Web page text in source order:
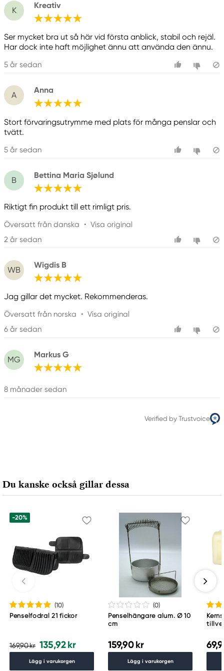
K
Kreativ
Ser mycket bra ut så här vid första anblick, stabil och rejäl.
Har dock inte haft möjlighet ännu att använda den ännu.
5 år sedan
A
Anna
Stort förvaringsutrymme med plats för många penslar och
tvätt.
5 år sedan
B
Bettina Maria Sjølund
Riktigt fin produkt till ett rimligt pris.
Översatt från danska • Visa original
2 år sedan
WB
Wigdis B
Jag gillar det mycket. Rekommenderas.
Översatt från norska • Visa original
6 år sedan
MG
Markus G
8 månader sedan
Verified by Trustvoice
Du kanske också gillar dessa
-20%
(10)
Penselfodral 21 fickor
169,90 kr 135,92 kr
Lägg i varukorgen
(0)
Penselhängare alum. Ø 10
cm
159,90 kr
Lägg i varukorgen